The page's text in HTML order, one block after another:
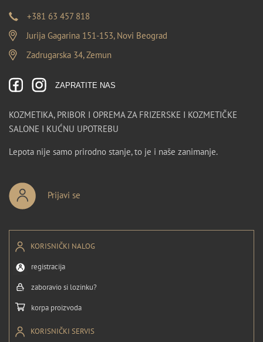
+381 63 457 818
Jurija Gagarina 151-153, Novi Beograd
Zadrugarska 34, Zemun
ZAPRATITE NAS
KOZMETIKA, PRIBOR I OPREMA ZA FRIZERSKE I KOZMETIČKE
SALONE I KUĆNU UPOTREBU
Lepota nije samo prirodno stanje, to je i naše zanimanje.
Prijavi se
KORISNIČKI NALOG
registracija
zaboravio si lozinku?
korpa proizvoda
KORISNIČKI SERVIS